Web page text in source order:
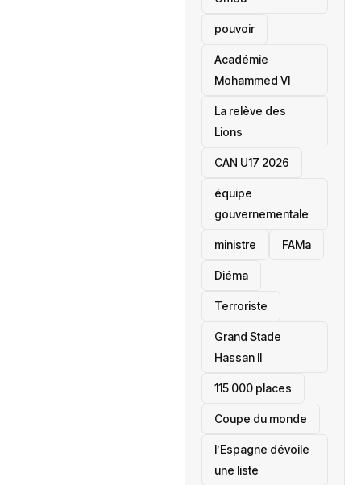
pouvoir
Académie
Mohammed VI
La relève des
Lions
CAN U17 2026
équipe
gouvernementale
ministre FAMa
Diéma
Terroriste
Grand Stade
Hassan II
115 000 places
‎Coupe du monde
l’Espagne dévoile
une liste